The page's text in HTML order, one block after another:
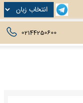
02144250600